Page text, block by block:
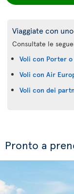
Viaggiate con
Consultate le
Voli con Porter o
Voli con Air
Voli con dei
Pronto a